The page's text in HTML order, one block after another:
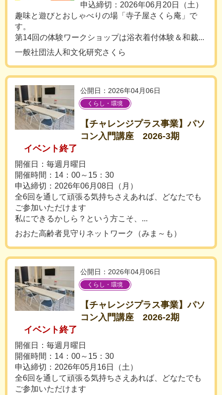
申込締切：2026年06月20日（土）
趣味と遊びとおしゃべりの場「寺子屋さくら庵」で
す。
第14回の体験ワークショップは浴衣着付体験＆和裁...
一般社団法人和文化研究さくら
公開日：2026年04月06日
くらし・環境
【チャレンジプラス事業】パソ
コン入門講座 2026-3期
イベント終了
開催日：毎週月曜日
開催時間：14：00～15：30
申込締切：2026年06月08日（月）
全6回を通して頑張る気持ちさえあれば、どなたでも
ご参加いただけます
私にできるかしら？という方こそ、...
おおた高齢者見守りネットワーク（みま～も）
公開日：2026年04月06日
くらし・環境
【チャレンジプラス事業】パソ
コン入門講座 2026-2期
イベント終了
開催日：毎週月曜日
開催時間：14：00～15：30
申込締切：2026年05月16日（土）
全6回を通して頑張る気持ちさえあれば、どなたでも
ご参加いただけます